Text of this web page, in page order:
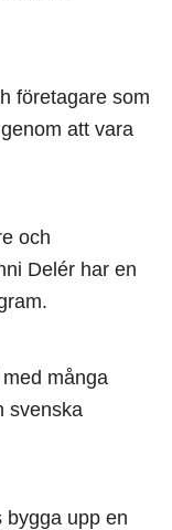
företagare som
att vara
och
Delér har en
många
svenska
bygga upp en